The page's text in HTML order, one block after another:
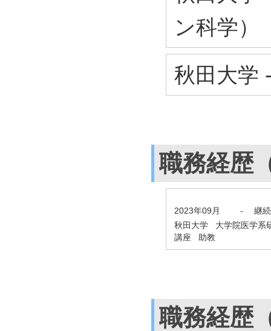
ン科学）
秋田大学
職務経歴
2023年09月 -
継
秋田大学 大学院医学系
講座 助教
職務経歴